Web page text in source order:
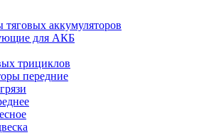
аккумуляторов
для АКБ
трициклов
передние